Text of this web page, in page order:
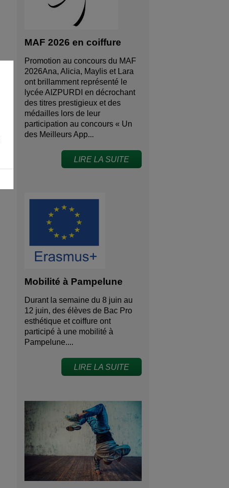
MAF 2026 en coiffure
Promotion au concours du MAF
2026Ana, Alicia, Maylis et Lara
ont brillamment représenté le
lycée AIZPURDI en décrochant
des titres prestigieux et des
médailles lors de leur
participation au concours « Un
des Meilleurs App...
LIRE LA SUITE
Mobilité à Pampelune
Durant la semaine du 8 juin au
12 juin, des élèves de Bac Pro
esthétique et coiffure ont
participé à une mobilité à
Pampelune....
LIRE LA SUITE